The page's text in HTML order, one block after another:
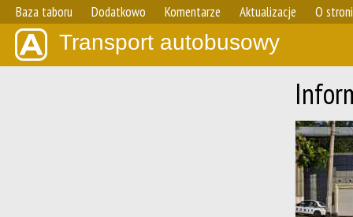
Baza taboru Dodatkowo Komentarze Aktualizacje O
Transport autobusowy